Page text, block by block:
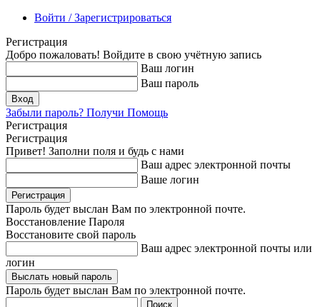
Войти / Зарегистрироваться
Регистрация
Добро пожаловать! Войдите в свою учётную запись
Ваш логин
Ваш пароль
Забыли пароль? Получи Помощь
Регистрация
Регистрация
Привет! Заполни поля и будь с нами
Ваш адрес электронной почты
Ваше логин
Пароль будет выслан Вам по электронной почте.
Восстановление Пароля
Восстановите свой пароль
Ваш адрес электронной почты или
логин
Пароль будет выслан Вам по электронной почте.